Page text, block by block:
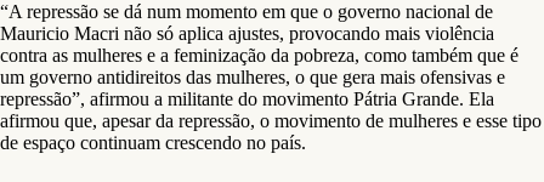
“A repressão se dá num momento em que o governo nacional de
Mauricio Macri não só aplica ajustes, provocando mais violência
contra as mulheres e a feminização da pobreza, como também que é
um governo antidireitos das mulheres, o que gera mais ofensivas e
repressão”, afirmou a militante do movimento Pátria Grande. Ela
afirmou que, apesar da repressão, o movimento de mulheres e esse tipo
de espaço continuam crescendo no país.